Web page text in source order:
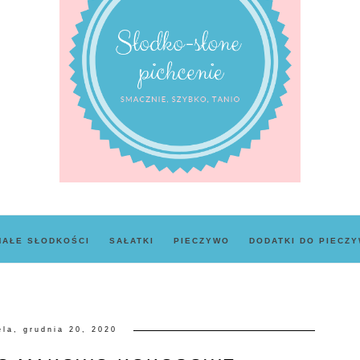
SŁODKOŚCI SAŁATKI PIECZYWO DODATKI DO
grudnia 20, 2020